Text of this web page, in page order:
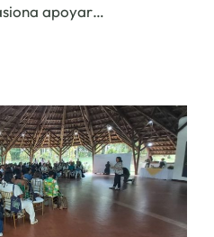
apoyar…